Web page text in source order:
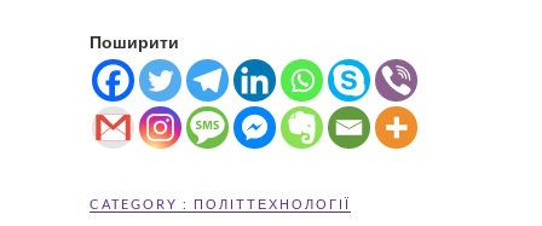
Поширити
CATEGORY : ПОЛІТТЕХНОЛОГІЇ